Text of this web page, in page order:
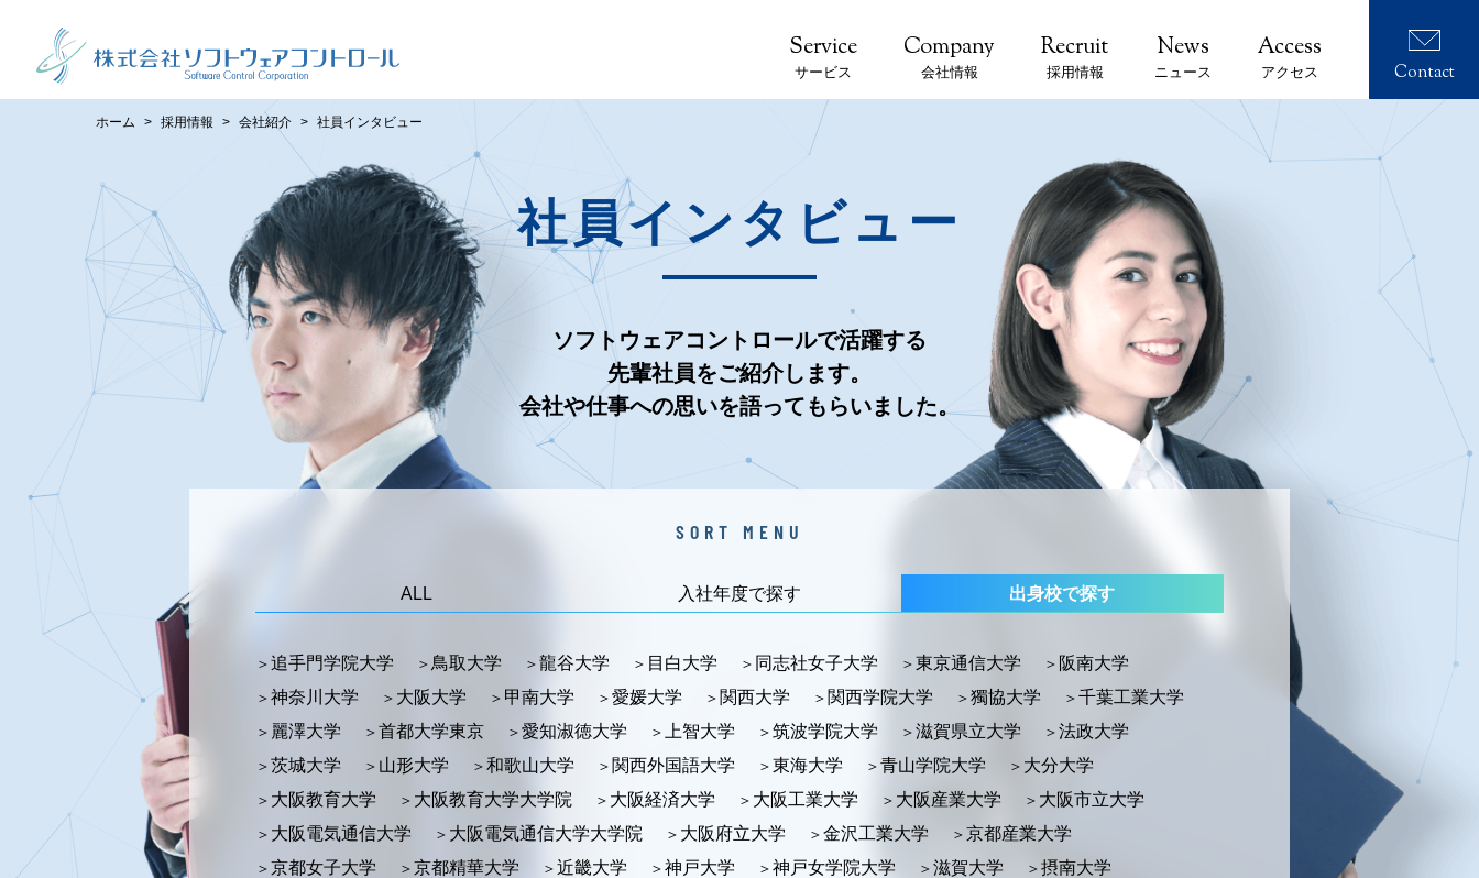
サービス 会社情報 採用情報 ニュース アクセス Contact
ホーム 採用情報 会社紹介 社員インタビュー
社員インタビュー
ソフトウェアコントロールで活躍する
先輩社員をご紹介します。
会社や仕事への思いを語ってもらいました。
SORT MENU
ALL 入社年度で探す 出身校で探す
追手門学院大学 鳥取大学 龍谷大学 目白大学 同志社女子大学 東京通信大学
阪南大学
神奈川大学
大阪大学 甲南大学 愛媛大学 関西大学 関西学院大学 獨協大学
千葉工業大学
麗澤大学
首都大学東京 愛知淑徳大学 上智大学 筑波学院大学 滋賀県立大学
法政大学
茨城大学
山形大学 和歌山大学 関西外国語大学 東海大学 青山学院大学
大分大学
大阪教育大学
大阪教育大学大学院 大阪経済大学 大阪工業大学 大阪産業大学
大阪市立大学
大阪電気通信大学
大阪電気通信大学大学院 大阪府立大学 金沢工業大学
京都産業大学
京都女子大学
京都精華大学 近畿大学 神戸大学 神戸女学院大学 滋賀大学
摂南大学